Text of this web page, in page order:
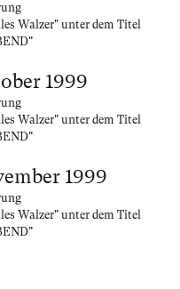
Walzer" unter dem Titel
1999
Walzer" unter dem Titel
1999
Walzer" unter dem Titel